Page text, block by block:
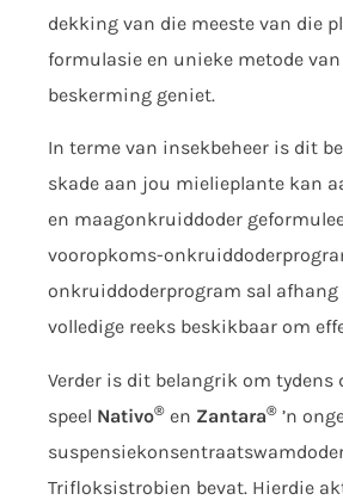
dekking van die meeste van die
formulasie en unieke metode
beskerming geniet.
In terme van insekbeheer is dit
skade aan jou mielieplante kan
en maagonkruiddoder
vooropkoms-
onkruiddoderprogram sal
volledige reeks beskikbaar om
Verder is dit belangrik om tydens
speel Nativo® en Zantara® ’n
Trifloksistrobien bevat. Hierdie